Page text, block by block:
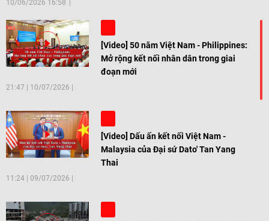
10/06/2026 16:58
[Video] 50 năm Việt Nam - Philippines:
Mở rộng kết nối nhân dân trong giai
đoạn mới
21:47 10/07/2026
[Video] Dấu ấn kết nối Việt Nam -
Malaysia của Đại sứ Dato' Tan Yang
Thai
11:24 09/07/2026